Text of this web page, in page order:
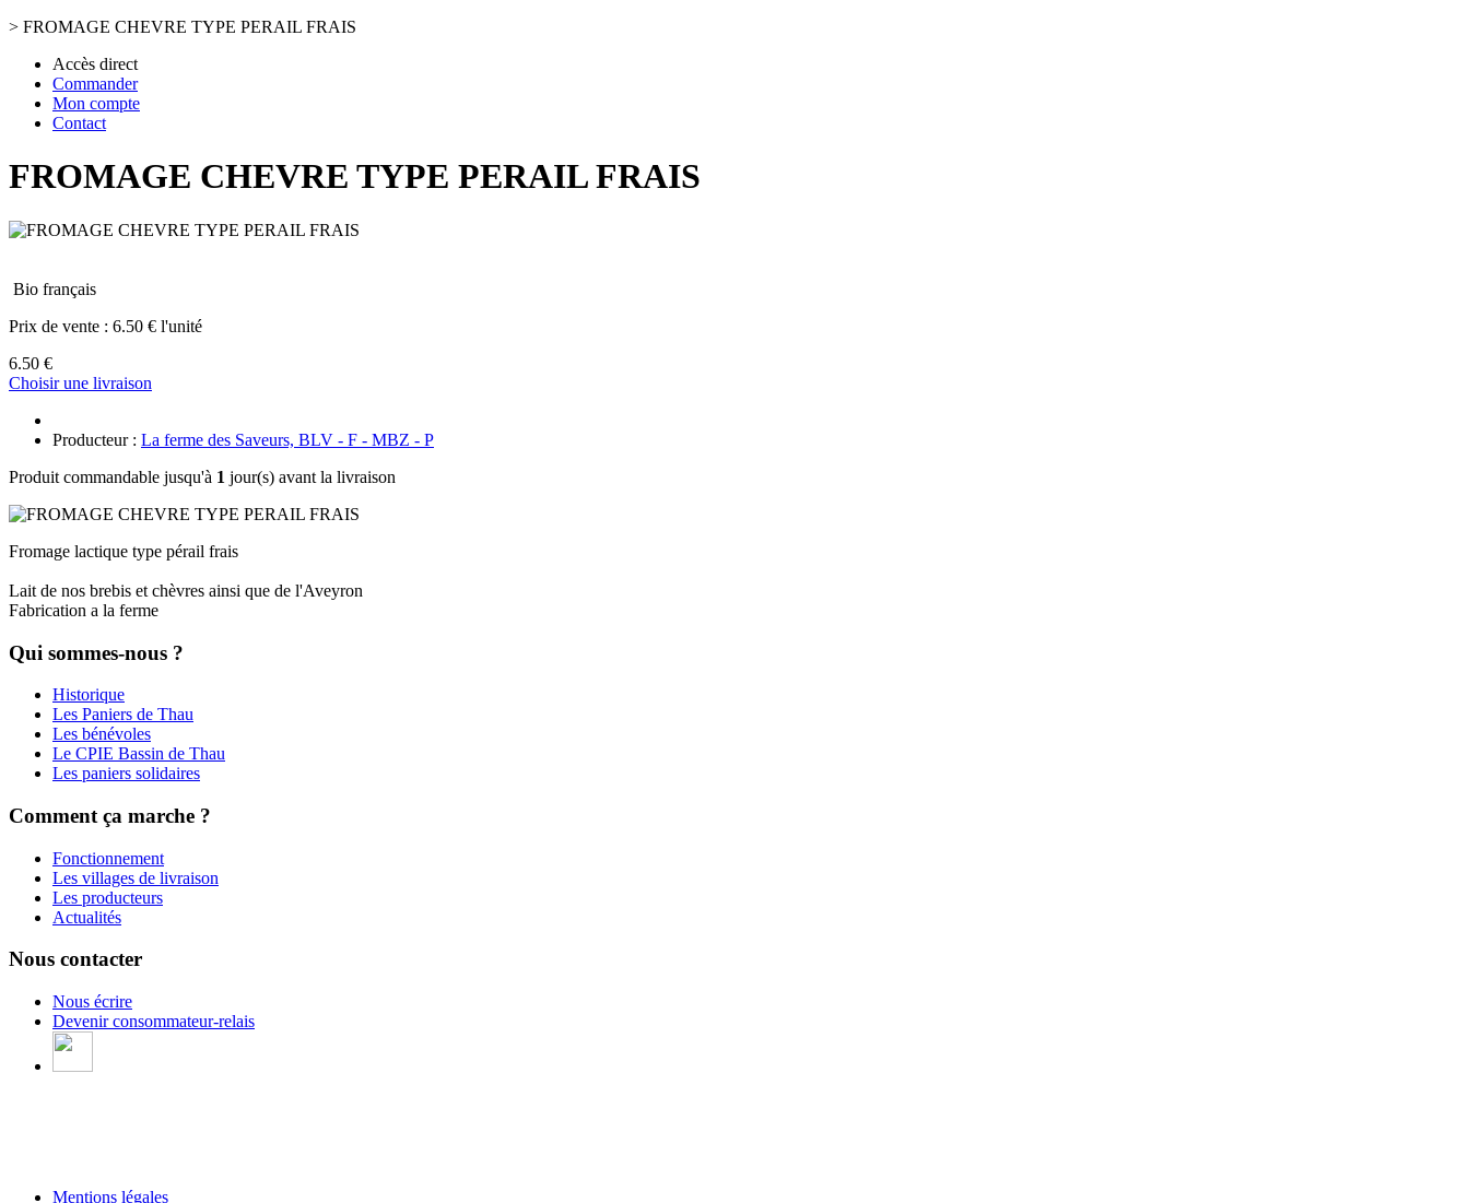
> FROMAGE CHEVRE TYPE PERAIL FRAIS
Accès direct
Commander
Mon compte
Contact
FROMAGE CHEVRE TYPE PERAIL FRAIS
Bio français
Prix de vente : 6.50 € l'unité
6.50 €
Choisir une livraison
Producteur : La ferme des Saveurs, BLV - F - MBZ - P
Produit commandable jusqu'à 1 jour(s) avant la livraison
Fromage lactique type pérail frais
Lait de nos brebis et chèvres ainsi que de l'Aveyron
Fabrication a la ferme
Qui sommes-nous ?
Historique
Les Paniers de Thau
Les bénévoles
Le CPIE Bassin de Thau
Les paniers solidaires
Comment ça marche ?
Fonctionnement
Les villages de livraison
Les producteurs
Actualités
Nous contacter
Nous écrire
Devenir consommateur-relais
Mentions légales